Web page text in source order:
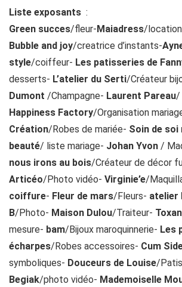
Liste exposants :
Green succes/fleur-Maiadress/
Bubble and joy/creatrice d’instants-
style/coiffeur- Les patisseries de
desserts- L’atelier du Serti/Créateur
Dumont /Champagne- Laurent Pareau/
Happiness Factory/Organisation
Création/Robes de mariée- Soin de soi
beauté/ liste mariage- Johan Yvon /
nous irons au bois/Créateur de décor
Articéo/Photo vidéo- Virginie’e/
coiffure- Fleur de mars/Fleurs- atelier
B/Photo- Maison Dulou/Traiteur- Toxan
mesure- bam/Bijoux maroquinnerie- Les
écharpes/Robes accessoires- Cum
symboliques- Douceurs de Louise/
Begiak/photo vidéo- Mademoiselle